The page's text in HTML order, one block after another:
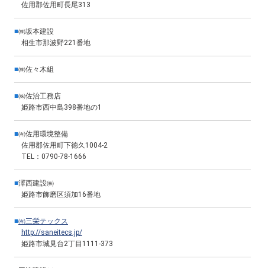
佐用郡佐用町長尾313
■㈱坂本建設
相生市那波野221番地
■㈱佐々木組
■㈱佐治工務店
姫路市西中島398番地の1
■㈲佐用環境整備
佐用郡佐用町下徳久1004-2
TEL：0790-78-1666
■澤西建設㈱
姫路市飾磨区須加16番地
■㈲三栄テックス
http://saneitecs.jp/
姫路市城見台2丁目1111-373